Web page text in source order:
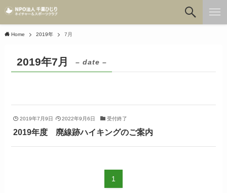
Home 2019年 7月
2019年7月 – date –
2019年7月9日 2022年9月6日 受付終了
2019年度 廃線跡ハイキングのご案内
1